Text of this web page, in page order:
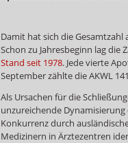
Damit hat sich die
Schon zu Jahresbeginn lag die
Stand seit 1978. Jede vierte
September zählte die AKWL
Als Ursachen für die
unzureichende
Konkurrenz durch
Medizinern in Ärztezentren